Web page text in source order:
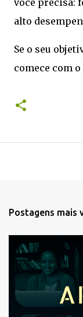
alto
Se o seu
comece com
Postagens mais